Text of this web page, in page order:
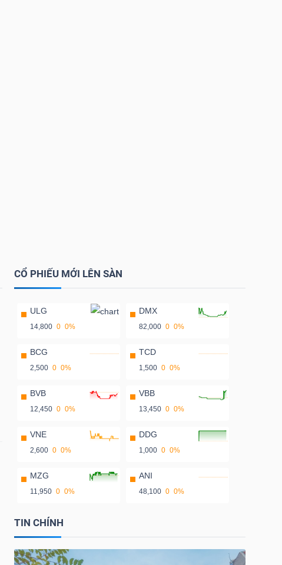
CỔ PHIẾU MỚI LÊN SÀN
ULG
14,800 0 0%
DMX
82,000 0 0%
BCG
2,500 0 0%
TCD
1,500 0 0%
BVB
12,450 0 0%
VBB
13,450 0 0%
VNE
2,600 0 0%
DDG
1,000 0 0%
MZG
11,950 0 0%
ANI
48,100 0 0%
TIN CHÍNH